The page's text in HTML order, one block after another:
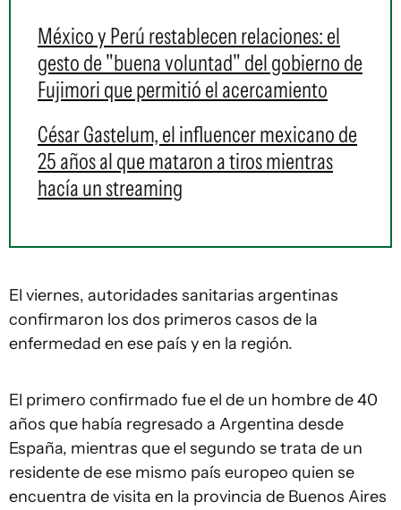
México y Perú restablecen relaciones: el
gesto de "buena voluntad" del gobierno de
Fujimori que permitió el acercamiento
César Gastelum, el influencer mexicano de
25 años al que mataron a tiros mientras
hacía un streaming
El viernes, autoridades sanitarias argentinas
confirmaron los dos primeros casos de la
enfermedad en ese país y en la región.
El primero confirmado fue el de un hombre de 40
años que había regresado a Argentina desde
España, mientras que el segundo se trata de un
residente de ese mismo país europeo quien se
encuentra de visita en la provincia de Buenos Aires